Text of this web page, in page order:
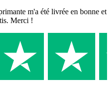
m'a été livrée en bonne et
Merci !